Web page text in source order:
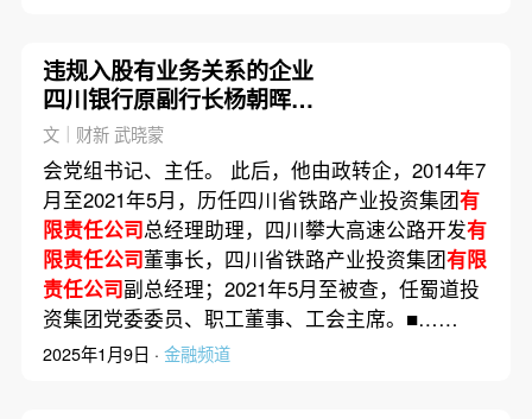
违规入股有业务关系的企业
四川银行原副行长杨朝晖被
“双开”
文｜财新 武晓蒙
会党组书记、主任。 此后，他由政转企，2014年7
月至2021年5月，历任四川省铁路产业投资集团有
限责任公司总经理助理，四川攀大高速公路开发有
限责任公司董事长，四川省铁路产业投资集团有限
责任公司副总经理；2021年5月至被查，任蜀道投
资集团党委委员、职工董事、工会主席。■……
2025年1月9日 · 金融频道